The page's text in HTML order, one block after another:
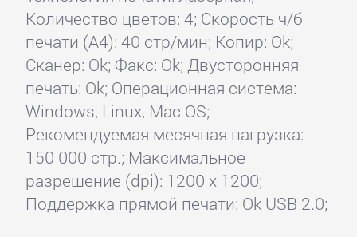
Количество цветов: 4; Скорость ч/б
печати (А4): 40 стр/мин; Копир: Ok;
Сканер: Ok; Факс: Ok; Двусторонняя
печать: Ok; Операционная система:
Windows, Linux, Mac OS;
Рекомендуемая месячная нагрузка:
150 000 стр.; Максимальное
разрешение (dpi): 1200 x 1200;
Поддержка прямой печати: Ok USB 2.0;